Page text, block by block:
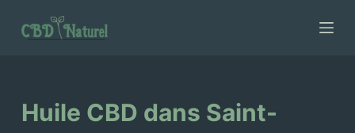
a
Huile CBD dans Saint-